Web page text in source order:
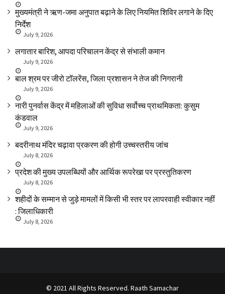
मुख्यमंत्री ने ऋण-जमा अनुपात बढ़ाने के लिए नियमित शिविर लगाने के दिए
निर्देश
July 9, 2026
लगातार बारिश, आपदा परिचालन केंद्र से संभाली कमान
July 9, 2026
बाल श्रम पर जीरो टॉलरेंस, जिला प्रशासन ने तेज की निगरानी
July 9, 2026
नारी पुनर्वास केंद्र में महिलाओं की सुविधा सर्वोच्च प्राथमिकता: कुसुम
कंडवाल
July 9, 2026
बदरीनाथ मंदिर चढ़ावा प्रकरण की होगी उच्चस्तरीय जांच
July 8, 2026
प्रदेश की मुख्य उपलब्धियों और आर्थिक रूपरेखा पर प्रस्तुतिकरण
July 8, 2026
शहीदों के सम्मान से जुड़े मामलों में किसी भी स्तर पर लापरवाही स्वीकार नहीं
: जिलाधिकारी
July 8, 2026
© 2021 All Rights Reserved. Raath Samachar